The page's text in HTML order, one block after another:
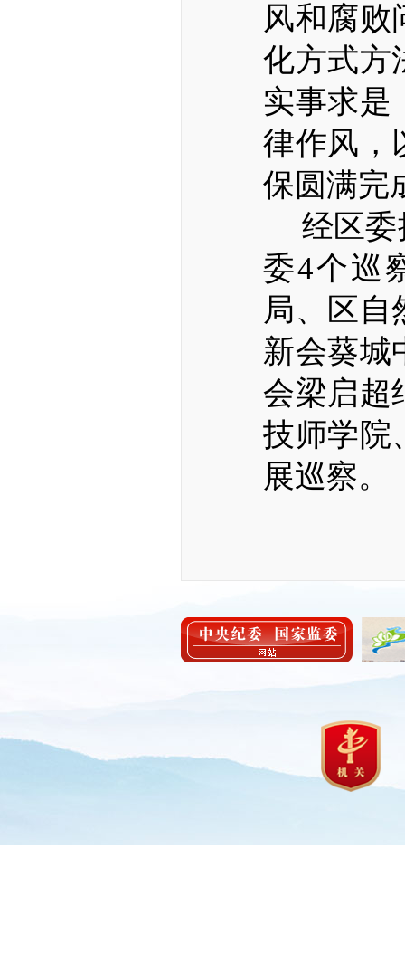
风和腐败
化方式方
实事求是
律作风，
保圆满完
经区
委4个巡
局、区自
新会葵城
会梁启超
技师学院
展巡察。